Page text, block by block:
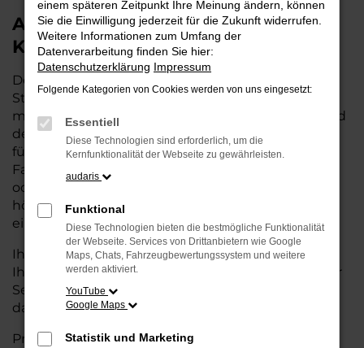
Audi Q2 Neuwagen bei Schmidt +
Koch für Stuhr
Der Audi Q2 ist die perfekte Wahl für alle, die für
Stuhr einen Neuwagen suchen. Mit seiner
modernen Technik, seinem effizienten Antrieb und
dem stilvollen Design ist der Q2 die ideale Lösung
für jeden, der ein zuverlässiges und komfortables
Fahrzeug möchte. Egal, ob für den Stadtverkehr
oder längere Fahrten – der Q2 bietet Ihnen
höchsten Fahrkomfort, innovative Features und
eine herausragende Wirtschaftlichkeit.
Ihr Audi Autohaus in der Nähe von Stuhr steht
Ihnen mit einer breiten Auswahl an Neuwagen zur
Seite und bietet Ihnen umfassende
damit Sie das für Sie passende Fahrzeug finden.
Profitieren Sie von zusätzlichen Services wie
einem späteren Zeitpunkt Ihre Meinung ändern, können
Sie die Einwilligung jederzeit für die Zukunft widerrufen.
Weitere Informationen zum Umfang der
Datenverarbeitung finden Sie hier:
Datenschutzerklärung Impressum
Folgende Kategorien von Cookies werden von uns eingesetzt:
Essentiell
Diese Technologien sind erforderlich, um die
Kernfunktionalität der Webseite zu gewährleisten.
audaris
Funktional
Diese Technologien bieten die bestmögliche Funktionalität
der Webseite. Services von Drittanbietern wie Google
Maps, Chats, Fahrzeugbewertungssystem und weitere
werden aktiviert.
YouTube
Google Maps
Statistik und Marketing